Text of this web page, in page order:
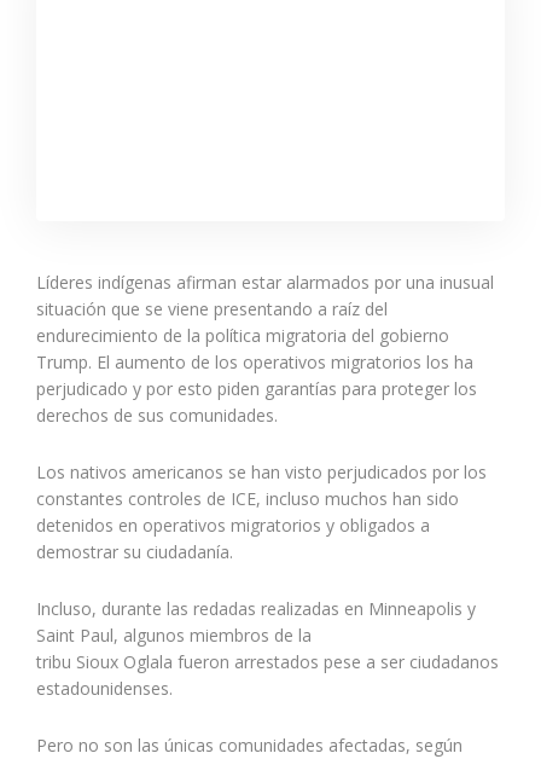
Líderes indígenas afirman estar alarmados por una inusual
situación que se viene presentando a raíz del
endurecimiento de la política migratoria del gobierno
Trump. El aumento de los operativos migratorios los ha
perjudicado y por esto piden garantías para proteger los
derechos de sus comunidades.
Los nativos americanos se han visto perjudicados por los
constantes controles de ICE, incluso muchos han sido
detenidos en operativos migratorios y obligados a
demostrar su ciudadanía.
Incluso, durante las redadas realizadas en Minneapolis y
Saint Paul, algunos miembros de la
tribu Sioux Oglala fueron arrestados pese a ser ciudadanos
estadounidenses.
Pero no son las únicas comunidades afectadas, según